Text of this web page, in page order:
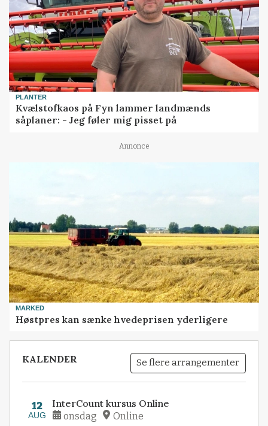
PLANTER
Kvælstofkaos på Fyn lammer landmænds
såplaner: - Jeg føler mig pisset på
Annonce
MARKED
Høstpres kan sænke hvedeprisen yderligere
KALENDER Se flere arrangementer
12
AUG
InterCount kursus Online
onsdag Online